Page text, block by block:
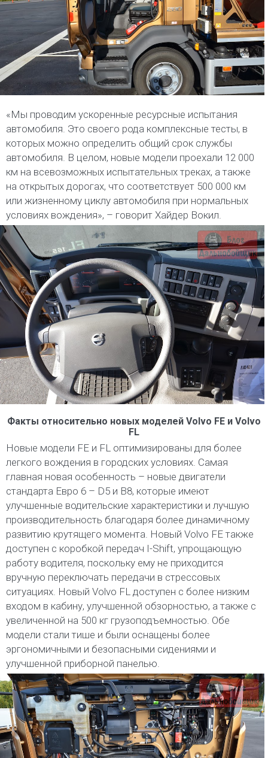
«Мы проводим ускоренные ресурсные испытания
автомобиля. Это своего рода комплексные тесты, в
которых можно определить общий срок службы
автомобиля. В целом, новые модели проехали 12 000
км на всевозможных испытательных треках, а также
на открытых дорогах, что соответствует 500 000 км
или жизненному циклу автомобиля при нормальных
условиях вождения», – говорит Хайдер Вокил.
Факты относительно новых моделей Volvo FE и Volvo
FL
Новые модели FE и FL оптимизированы для более
легкого вождения в городских условиях. Самая
главная новая особенность – новые двигатели
стандарта Евро 6 – D5 и В8, которые имеют
улучшенные водительские характеристики и лучшую
производительность благодаря более динамичному
развитию крутящего момента. Новый Volvo FE также
доступен с коробкой передач I-Shift, упрощающую
работу водителя, поскольку ему не приходится
вручную переключать передачи в стрессовых
ситуациях. Новый Volvo FL доступен с более низким
входом в кабину, улучшенной обзорностью, а также с
увеличенной на 500 кг грузоподъемностью. Обе
модели стали тише и были оснащены более
эргономичными и безопасными сидениями и
улучшенной приборной панелью.